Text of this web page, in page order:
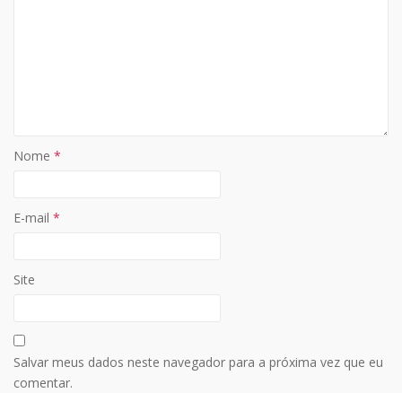
Nome *
E-mail *
Site
Salvar meus dados neste navegador para a próxima vez que eu
comentar.